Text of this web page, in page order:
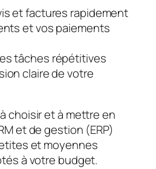
et factures rapidement
et vos paiements
tâches répétitives
claire de votre
choisir et à mettre en
et de gestion (ERP)
et moyennes
à votre budget.